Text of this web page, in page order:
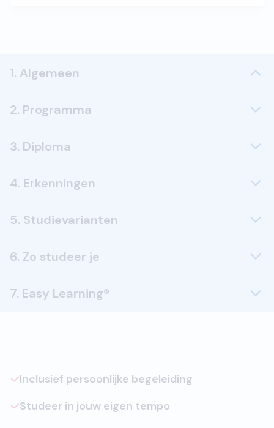
1. Algemeen
2. Programma
3. Diploma
4. Erkenningen
5. Studievarianten
6. Zo studeer je
7. Easy Learning®
Inclusief persoonlijke begeleiding
Studeer in jouw eigen tempo